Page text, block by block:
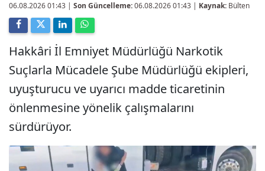
06.08.2026 01:43 | Son Güncelleme:06.08.2026 01:43 | Kaynak: Bülten
Hakkâri İl Emniyet Müdürlüğü Narkotik
Suçlarla Mücadele Şube Müdürlüğü ekipleri,
uyuşturucu ve uyarıcı madde ticaretinin
önlenmesine yönelik çalışmalarını
sürdürüyor.